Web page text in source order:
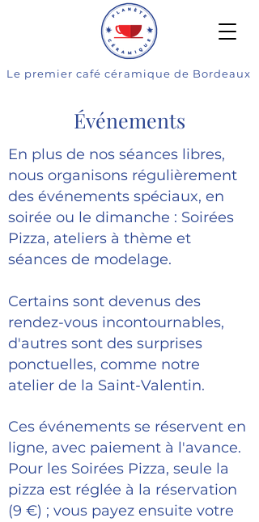
Le premier café céramique de Bordeaux
Événements
En plus de nos séances libres,
nous organisons régulièrement
des événements spéciaux, en
soirée ou le dimanche : Soirées
Pizza, ateliers à thème et
séances de modelage.
Certains sont devenus des
rendez-vous incontournables,
d'autres sont des surprises
ponctuelles, comme notre
atelier de la Saint-Valentin.
Ces événements se réservent en
ligne, avec paiement à l'avance.
Pour les Soirées Pizza, seule la
pizza est réglée à la réservation
(9 €) ; vous payez ensuite votre